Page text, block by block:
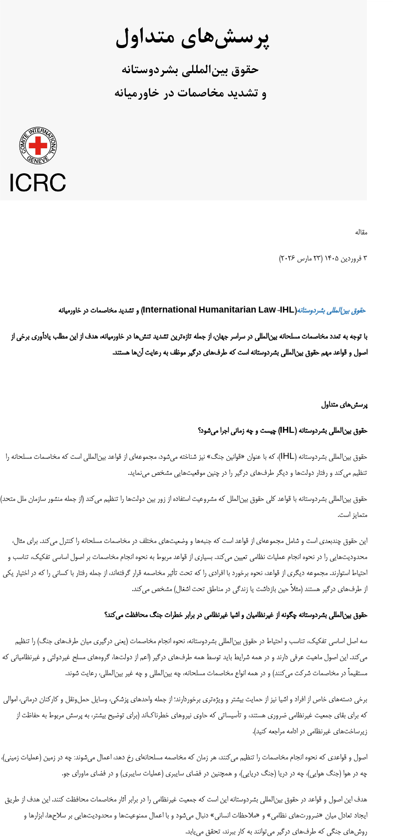
مقاله
3 فروردین 1405 (23 مارس 2026)
حقوق بین‌المللی بشردوستانه(International Humanitarian Law-IHL) و تشدید مخاصمات در خاورمیانه
با توجه به تعدد مخاصمات مسلحانه بین‌المللی در سراسر جهان، از جمله تازه‌ترین تشدید تنش‌ها در خاورمیانه، هدف از این مطلب یادآوری برخی از
اصول و قواعد مهم حقوق بین‌المللی بشردوستانه است که طرف‌های درگیر موظف به رعایت آن‌ها هستند.
پرسش‌های متداول
حقوق بین‌المللی بشردوستانه (IHL) چیست و چه زمانی اجرا می‌شود؟
حقوق بین‌المللی بشردوستانه (IHL)، که با عنوان «قوانین جنگ» نیز شناخته می‌شود، مجموعه‌ای از قواعد بین‌المللی است که مخاصمات مسلحانه را
تنظیم می‌کند و رفتار دولت‌ها و دیگر طرف‌های درگیر را در چنین موقعیت‌هایی مشخص می‌نماید.
حقوق بین‌المللی بشردوستانه با قواعد کلی حقوق بین‌الملل که مشروعیت استفاده از زور بین دولت‌ها را تنظیم می‌کند (از جمله منشور سازمان ملل متحد)
متمایز است.
این حقوق چندبعدی است و شامل مجموعه‌ای از قواعد است که جنبه‌ها و وضعیت‌های مختلف در مخاصمات مسلحانه را کنترل می‌کند. برای مثال،
محدودیت‌هایی را در نحوه انجام عملیات نظامی تعیین می‌کند. بسیاری از قواعد مربوط به نحوه انجام مخاصمات بر اصول اساسی تفکیک، تناسب و
احتیاط استوارند. مجموعه دیگری از قواعد، نحوه برخورد با افرادی را که تحت تأثیر مخاصمه قرار گرفته‌اند، از جمله رفتار با کسانی را که در اختیار یکی
از طرف‌های درگیر هستند (مثلاً حین بازداشت یا زندگی در مناطق تحت اشغال) مشخص می‌کند.
حقوق بین‌المللی بشردوستانه چگونه از غیرنظامیان واشیا غیرنظامی در برابر خطرات جنگ محافظت می‌کند؟
سه اصل اساسی تفکیک، تناسب و احتیاط در حقوق بین‌المللی بشردوستانه، نحوه انجام مخاصمات (یعنی درگیری میان طرف‌های جنگ) را تنظیم
می‌کند. این اصول ماهیت عرفی دارند و در همه شرایط باید توسط همه طرف‌های درگیر (اعم از دولت‌ها، گروه‌های مسلح غیردولتی و غیرنظامیانی که
مستقیماً در مخاصمات شرکت می‌کنند) و در همه انواع مخاصمات مسلحانه، چه بین‌المللی و چه غیر‌ بین‌المللی، رعایت شوند.
برخی دسته‌های خاص از افراد و اشیا نیز از حمایت بیشتر و ویژه‌تری برخوردارند؛ از جمله واحدهای پزشکی، وسایل حمل‌ونقل و کارکنان درمانی، اموالی
که برای بقای جمعیت غیرنظامی ضروری هستند، و تأسیساتی که حاوی نیروهای خطرناک‌اند (برای توضیح بیشتر، به پرسش مربوط به حفاظت از
زیرساخت‌های غیرنظامی در ادامه مراجعه کنید).
اصول و قواعدی که نحوه انجام مخاصمات را تنظیم می‌کنند، هر زمان که مخاصمه مسلحانه‌ای رخ دهد، اعمال می‌شوند: چه در زمین (عملیات زمینی)،
چه در هوا (جنگ هوایی)، چه در دریا (جنگ دریایی)، و همچنین در فضای سایبری (عملیات سایبری) و در فضای ماورای جو.
هدف این اصول و قواعد در حقوق بین‌المللی بشردوستانه این است که جمعیت غیرنظامی را در برابر آثار مخاصمات محافظت کنند. این هدف از طریق
ایجاد تعادل میان «ضرورت‌های نظامی» و «ملاحظات انسانی» دنبال می‌شود و با اعمال ممنوعیت‌ها و محدودیت‌هایی بر سلاح‌ها، ابزارها و
روش‌های جنگی که طرف‌های درگیر می‌توانند به کار ببرند، تحقق می‌یابد.